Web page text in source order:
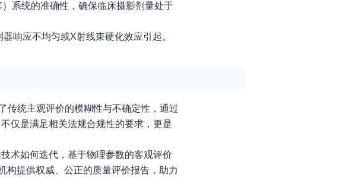
系统的准确性，确保临床摄影剂量处于
响应不均匀或X射线束硬化效应引起。
传统主观评价的模糊性与不确定性，通过
仅是满足相关法规合规性的要求，更是
术如何迭代，基于物理参数的客观评价
构提供权威、公正的质量评价报告，助力